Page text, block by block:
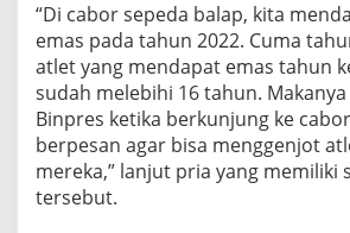
“Di cabor sepeda balap, kita
emas pada tahun 2022. Cuma
atlet yang mendapat emas tahun
sudah melebihi 16 tahun.
Binpres ketika berkunjung ke
berpesan agar bisa menggenjot
mereka,” lanjut pria yang memiliki
tersebut.